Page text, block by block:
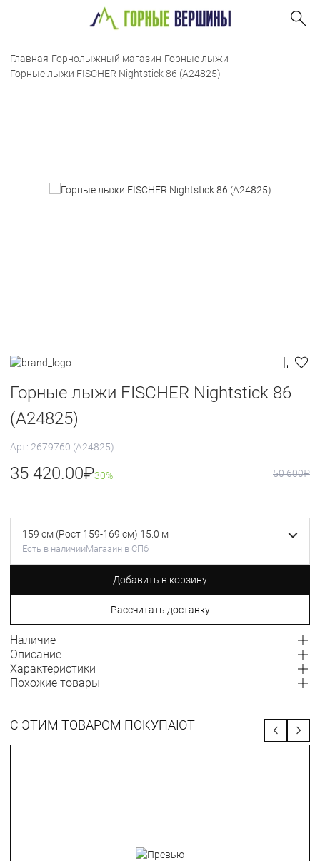
Главная-Горнолыжный магазин-Горные лыжи-
Горные лыжи FISCHER Nightstick 86 (A24825)
Горные лыжи FISCHER Nightstick 86
(A24825)
Арт: 2679760 (A24825)
35 420.00₽30% 50 600₽
159 см (Рост 159-169 см) 15.0 м
Есть в наличииМагазин в СПб
Добавить в корзину
Рассчитать доставку
Наличие
Описание
Характеристики
Похожие товары
С ЭТИМ ТОВАРОМ ПОКУПАЮТ